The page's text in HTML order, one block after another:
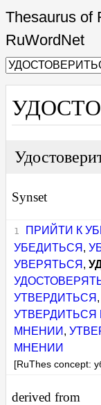
Thesaurus of
RuWordNet
Synset
ПРИЙТИ К
УБЕДИТЬСЯ ,
УВЕРЯТЬСЯ ,
УТВЕРДИТЬСЯ
УТВЕРДИТЬСЯ
МНЕНИИ ,
МНЕНИИ
[RuThes concept:
derived from